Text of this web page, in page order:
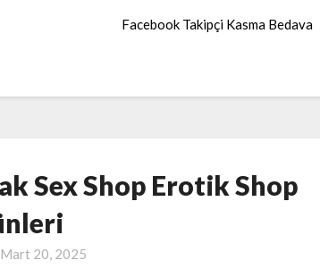
Facebook Takipçi Kasma Bedava
Sex Shop Erotik Shop
Mart 20, 2025